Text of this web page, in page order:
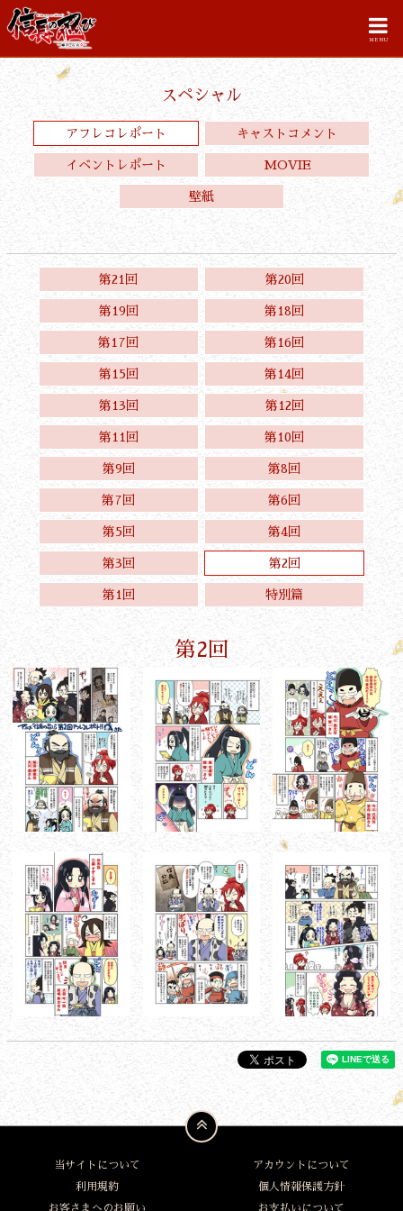
MENU
スペシャル
アフレコレポート キャストコメント
イベントレポート MOVIE
壁紙
第21回 第20回
第19回 第18回
第17回 第16回
第15回 第14回
第13回 第12回
第11回 第10回
第9回 第8回
第7回 第6回
第5回 第4回
第3回 第2回
第1回 特別篇
第2回
当サイトについて
アカウントについて
利用規約
個人情報保護方針
お客さまへのお願い
お支払いについて